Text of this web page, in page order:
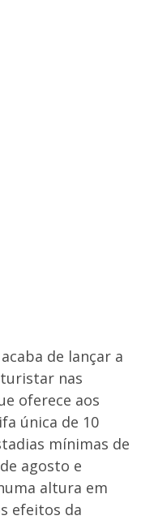
de lançar a
turistar nas
oferece aos
única de 10
mínimas de
agosto e
altura em
efeitos da